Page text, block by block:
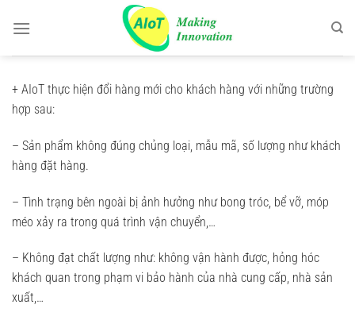
đến
+ AIoT thực hiện đổi hàng mới cho khách hàng với những trường
hợp sau:
– Sản phẩm không đúng chủng loại, mẫu mã, số lượng như khách
hàng đặt hàng.
– Tình trạng bên ngoài bị ảnh hưởng như bong tróc, bể vỡ, móp
méo xảy ra trong quá trình vận chuyển,…
– Không đạt chất lượng như: không vận hành được, hỏng hóc
khách quan trong phạm vi bảo hành của nhà cung cấp, nhà sản
xuất,…